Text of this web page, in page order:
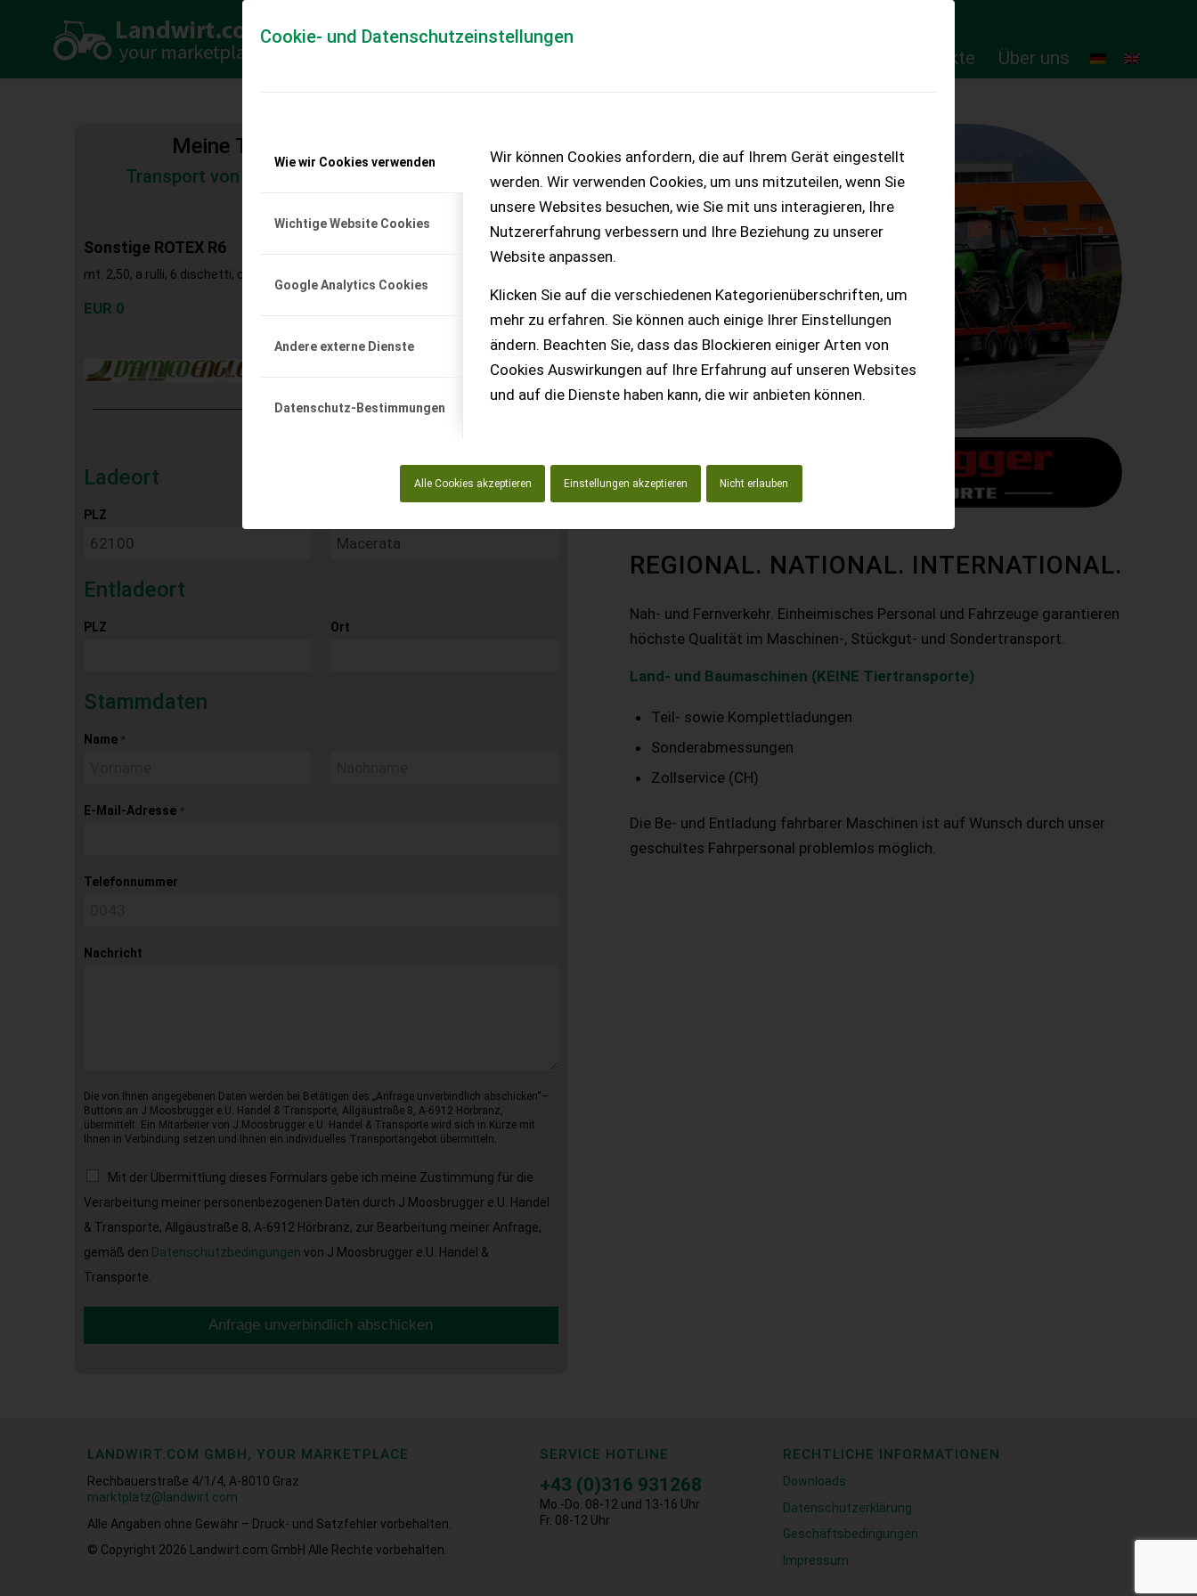
Cookie- und Datenschutzeinstellungen
Wie wir Cookies verwenden
Wichtige Website Cookies
Google Analytics Cookies
Andere externe Dienste
Datenschutz-Bestimmungen
Wir können Cookies anfordern, die auf Ihrem Gerät eingestellt
werden. Wir verwenden Cookies, um uns mitzuteilen, wenn Sie
unsere Websites besuchen, wie Sie mit uns interagieren, Ihre
Nutzererfahrung verbessern und Ihre Beziehung zu unserer
Website anpassen.
Klicken Sie auf die verschiedenen Kategorienüberschriften, um
mehr zu erfahren. Sie können auch einige Ihrer Einstellungen
ändern. Beachten Sie, dass das Blockieren einiger Arten von
Cookies Auswirkungen auf Ihre Erfahrung auf unseren Websites
und auf die Dienste haben kann, die wir anbieten können.
Alle Cookies akzeptieren Einstellungen akzeptieren Nicht erlauben
Online-Produkte Über uns
Meine Transportkostenanfrage
Transport von Land- und Baumaschinen – KEINE
Sonstige ROTEX R6
mt. 2,50, a rulli, 6 dischetti, cardano, anno: 2022 BELLA!
EUR 0
Ladeort
PLZ
Entladeort
PLZ Ort
Stammdaten
Name *
E-Mail-Adresse *
Telefonnummer
Nachricht
Die von Ihnen angegebenen Daten werden bei Betätigen des „Anfrage unverbindlich abschicken“–
Buttons an J.Moosbrugger e.U. Handel & Transporte, Allgäustraße 8, A-6912 Hörbranz,
übermittelt. Ein Mitarbeiter von J.Moosbrugger e.U. Handel & Transporte wird sich in Kürze mit
Ihnen in Verbindung setzen und Ihnen ein individuelles Transportangebot übermitteln.
Mit der Übermittlung dieses Formulars gebe ich meine Zustimmung für die
Verarbeitung meiner personenbezogenen Daten durch J.Moosbrugger e.U. Handel
& Transporte, Allgäustraße 8, A-6912 Hörbranz, zur Bearbeitung meiner Anfrage,
gemäß den Datenschutzbedingungen von J.Moosbrugger e.U. Handel &
Transporte.
Anfrage unverbindlich abschicken
REGIONAL. NATIONAL. INTERNATIONAL.
Nah- und Fernverkehr. Einheimisches Personal und Fahrzeuge garantieren
höchste Qualität im Maschinen-, Stückgut- und Sondertransport.
Land- und Baumaschinen (KEINE Tiertransporte)
Teil- sowie Komplettladungen
Sonderabmessungen
Zollservice (CH)
Die Be- und Entladung fahrbarer Maschinen ist auf Wunsch durch unser
geschultes Fahrpersonal problemlos möglich.
LANDWIRT.COM GMBH, YOUR MARKETPLACE
Rechbauerstraße 4/1/4, A-8010 Graz
marktplatz@landwirt.com
Alle Angaben ohne Gewähr – Druck- und Satzfehler vorbehalten.
© Copyright 2026 Landwirt.com GmbH Alle Rechte vorbehalten.
SERVICE HOTLINE
+43 (0)316 931268
Mo.-Do. 08-12 und 13-16 Uhr
Fr. 08-12 Uhr
RECHTLICHE INFORMATIONEN
Downloads
Datenschutzerklärung
Geschäftsbedingungen
Impressum